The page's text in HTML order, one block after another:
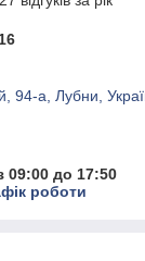
94-а, Лубни,
09:00 до 17:50
роботи